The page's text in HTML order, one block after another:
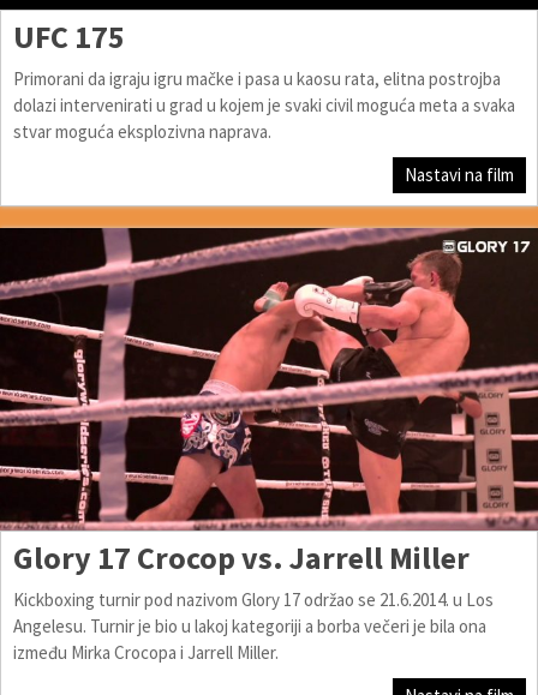
UFC 175
Primorani da igraju igru mačke i pasa u kaosu rata, elitna postrojba
dolazi intervenirati u grad u kojem je svaki civil moguća meta a svaka
stvar moguća eksplozivna naprava.
Nastavi na film
Glory 17 Crocop vs. Jarrell Miller
Kickboxing turnir pod nazivom Glory 17 održao se 21.6.2014. u Los
Angelesu. Turnir je bio u lakoj kategoriji a borba večeri je bila ona
između Mirka Crocopa i Jarrell Miller.